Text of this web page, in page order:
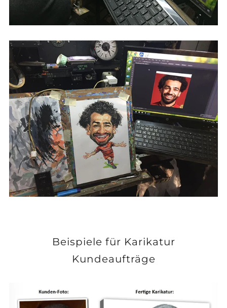
Beispiele für Karikatur
Kundeaufträge